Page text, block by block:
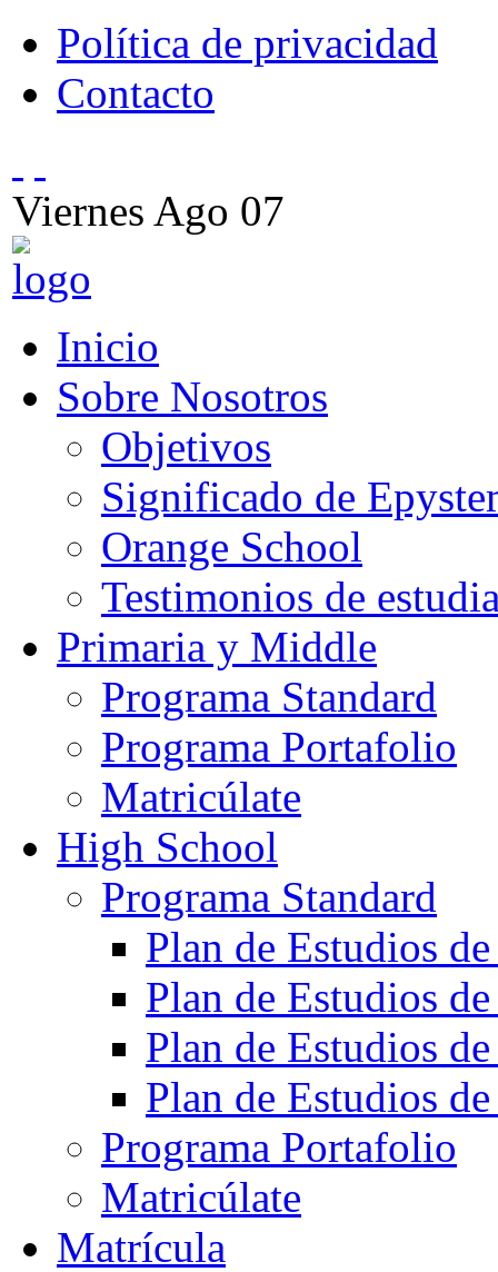
Política de privacidad
Contacto
Viernes Ago 07
Inicio
Sobre Nosotros
Objetivos
Significado de
Orange School
Testimonios de
Primaria y Middle
Programa Standard
Programa Portafolio
Matricúlate
High School
Programa Standard
Plan de Estudios de
Plan de Estudios de
Plan de Estudios de
Plan de Estudios de
Programa Portafolio
Matricúlate
Matrícula